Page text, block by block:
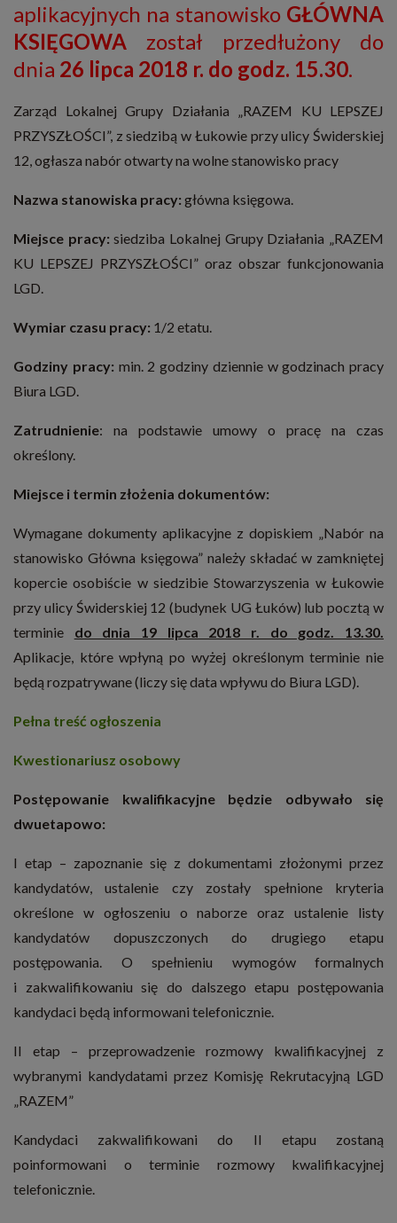
aplikacyjnych na stanowisko GŁÓWNA
KSIĘGOWA został przedłużony do
dnia 26 lipca 2018 r. do godz. 15.30.
Zarząd Lokalnej Grupy Działania „RAZEM KU LEPSZEJ
PRZYSZŁOŚCI”, z siedzibą w Łukowie przy ulicy Świderskiej
12, ogłasza nabór otwarty na wolne stanowisko pracy
Nazwa stanowiska pracy: główna księgowa.
Miejsce pracy: siedziba Lokalnej Grupy Działania „RAZEM
KU LEPSZEJ PRZYSZŁOŚCI” oraz obszar funkcjonowania
LGD.
Wymiar czasu pracy: 1/2 etatu.
Godziny pracy: min. 2 godziny dziennie w godzinach pracy
Biura LGD.
Zatrudnienie: na podstawie umowy o pracę na czas
określony.
Miejsce i termin złożenia dokumentów:
Wymagane dokumenty aplikacyjne z dopiskiem „Nabór na
stanowisko Główna księgowa” należy składać w zamkniętej
kopercie osobiście w siedzibie Stowarzyszenia w Łukowie
przy ulicy Świderskiej 12 (budynek UG Łuków) lub pocztą w
terminie do dnia 19 lipca 2018 r. do godz. 13.30.
Aplikacje, które wpłyną po wyżej określonym terminie nie
będą rozpatrywane (liczy się data wpływu do Biura LGD).
Pełna treść ogłoszenia
Kwestionariusz osobowy
Postępowanie kwalifikacyjne będzie odbywało się
dwuetapowo:
I etap – zapoznanie się z dokumentami złożonymi przez
kandydatów, ustalenie czy zostały spełnione kryteria
określone w ogłoszeniu o naborze oraz ustalenie listy
kandydatów dopuszczonych do drugiego etapu
postępowania. O spełnieniu wymogów formalnych
i zakwalifikowaniu się do dalszego etapu postępowania
kandydaci będą informowani telefonicznie.
II etap – przeprowadzenie rozmowy kwalifikacyjnej z
wybranymi kandydatami przez Komisję Rekrutacyjną LGD
„RAZEM”
Kandydaci zakwalifikowani do II etapu zostaną
poinformowani o terminie rozmowy kwalifikacyjnej
telefonicznie.